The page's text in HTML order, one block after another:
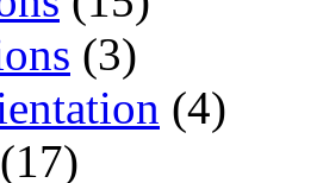
(3)
(4)
(17)